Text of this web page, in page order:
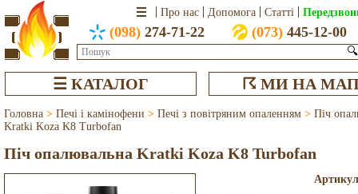
Про нас Допомога Статті
(098) 274-71-22 (073)445-12-00
🔍
☰ КАТАЛОГ ☈ МИ НА
Головна > Печі і камінофени > Печі з повітряним опаленням > Піч
Kratki Koza K8 Turbofan
Піч опалювальна Kratki Koza K8 Turbofan